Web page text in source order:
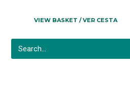
VIEW BASKET / VER CESTA